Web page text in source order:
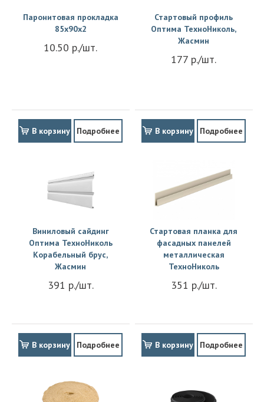
Паронитовая прокладка
85x90x2
10.50 р./шт.
В корзину Подробнее
Стартовый профиль
Оптима ТехноНиколь,
Жасмин
177 р./шт.
В корзину Подробнее
Виниловый сайдинг
Оптима ТехноНиколь
Корабельный брус,
Жасмин
391 р./шт.
В корзину Подробнее
Стартовая планка для
фасадных панелей
металлическая
ТехноНиколь
351 р./шт.
В корзину Подробнее